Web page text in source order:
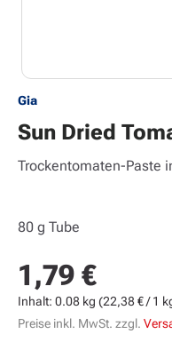
Gia
Sun Dried
Trockentomaten-Paste
80 g Tube
Regulärer Preis:
1,79 €
Inhalt: 0.08 kg (22,38 € / 1
Preise inkl. MwSt. zzgl.